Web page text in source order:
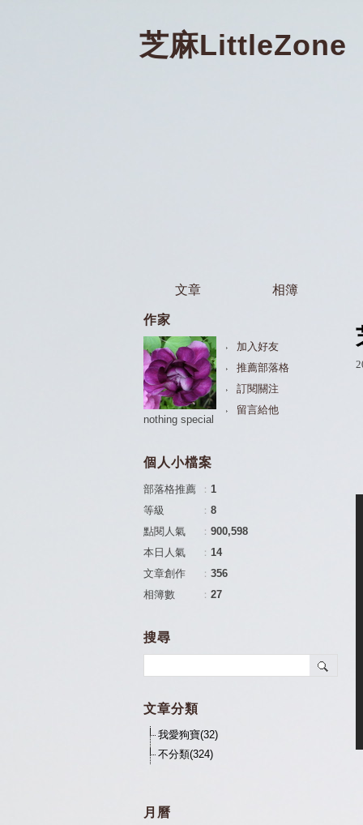
芝麻LittleZone
文章 相簿
作家
加入好友
推薦部落格
訂閱關注
留言給他
nothing special
個人小檔案
部落格推薦 ： 1
等級
： 8
點閱人氣
： 900,598
本日人氣
： 14
文章創作
： 356
相簿數
： 27
搜尋
文章分類
我愛狗寶(32)
不分類(324)
月曆